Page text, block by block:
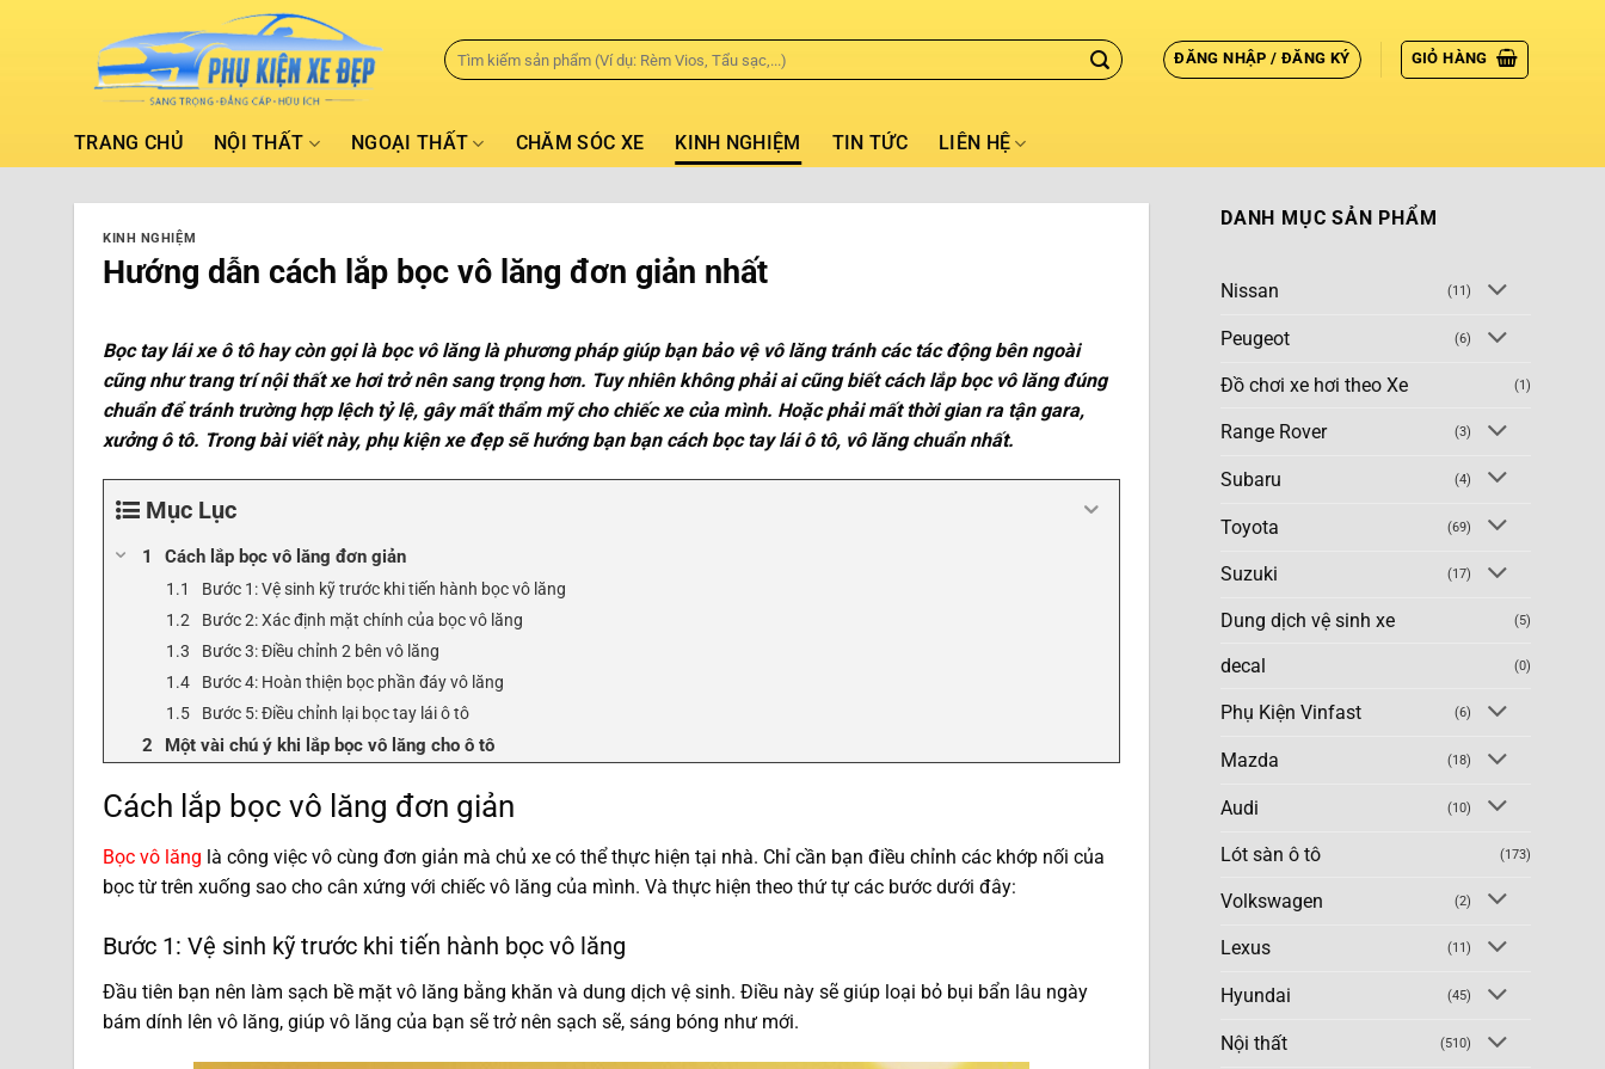
ĐĂNG NHẬP / ĐĂNG KÝ GIỎ HÀNG
TRANG CHỦ NỘI THẤT NGOẠI THẤT CHĂM SÓC XE KINH NGHIỆM TIN TỨC LIÊN HỆ
KINH NGHIỆM
Hướng dẫn cách lắp bọc vô lăng đơn giản nhất
Bọc tay lái xe ô tô hay còn gọi là bọc vô lăng là phương pháp giúp bạn bảo vệ vô lăng tránh các tác động bên ngoài
cũng như trang trí nội thất xe hơi trở nên sang trọng hơn. Tuy nhiên không phải ai cũng biết cách lắp bọc vô lăng đúng
chuẩn để tránh trường hợp lệch tỷ lệ, gây mất thẩm mỹ cho chiếc xe của mình. Hoặc phải mất thời gian ra tận gara,
xưởng ô tô. Trong bài viết này, phụ kiện xe đẹp sẽ hướng bạn bạn cách bọc tay lái ô tô, vô lăng chuẩn nhất.
Mục Lục
Cách lắp bọc vô lăng đơn giản
Bước 1: Vệ sinh kỹ trước khi tiến hành bọc vô lăng
Bước 2: Xác định mặt chính của bọc vô lăng
Bước 3: Điều chỉnh 2 bên vô lăng
Bước 4: Hoàn thiện bọc phần đáy vô lăng
Bước 5: Điều chỉnh lại bọc tay lái ô tô
Một vài chú ý khi lắp bọc vô lăng cho ô tô
Cách lắp bọc vô lăng đơn giản
Bọc vô lăng là công việc vô cùng đơn giản mà chủ xe có thể thực hiện tại nhà. Chỉ cần bạn điều chỉnh các khớp nối của
bọc từ trên xuống sao cho cân xứng với chiếc vô lăng của mình. Và thực hiện theo thứ tự các bước dưới đây:
Bước 1: Vệ sinh kỹ trước khi tiến hành bọc vô lăng
Đầu tiên bạn nên làm sạch bề mặt vô lăng bằng khăn và dung dịch vệ sinh. Điều này sẽ giúp loại bỏ bụi bẩn lâu ngày
bám dính lên vô lăng, giúp vô lăng của bạn sẽ trở nên sạch sẽ, sáng bóng như mới.
DANH MỤC SẢN PHẨM
Nissan (11)
Peugeot (6)
Đồ chơi xe hơi theo Xe (1)
Range Rover (3)
Subaru (4)
Toyota (69)
Suzuki (17)
Dung dịch vệ sinh xe (5)
decal (0)
Phụ Kiện Vinfast (6)
Mazda (18)
Audi (10)
Lót sàn ô tô (173)
Volkswagen (2)
Lexus (11)
Hyundai (45)
Nội thất (510)